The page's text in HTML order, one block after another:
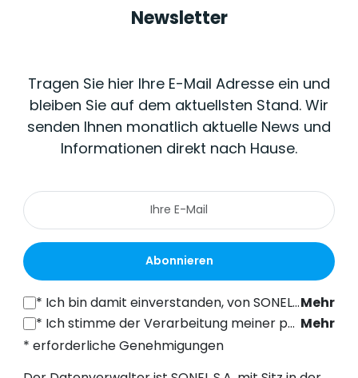
Newsletter
Tragen Sie hier Ihre E-Mail Adresse ein und
bleiben Sie auf dem aktuellsten Stand. Wir
senden Ihnen monatlich aktuelle News und
Informationen direkt nach Hause.
Abonnieren
* Ich bin damit einverstanden, von SONEL S.A. mit Sitz in der ul. Wokulskiego 11, 58-100 Świdnica, kommerzielle Informationen auf elektronischem Wege (an die angegebene E-Mail-Adresse) zu Marketingzwecken gemäß Art. 398 des Gesetzes vom 12. Juli 2024 über das Recht der elektronischen Kommunikation zu erhalten. Mehr
* Ich stimme der Verarbeitung meiner personenbezogenen Daten (E-Mail-Adresse) durch SONEL S.A. mit Sitz in ul. Wokulskiego 11, 58-100 Świdnica, zum Zwecke des Versands eines Newsletters mit kommerziellen und marketingbezogenen Informationen gemäß Art. 6 Abs. 1 Buchstabe a) der Datenschutz-Grundverordnung (DSGVO).
Mehr
* erforderliche Genehmigungen